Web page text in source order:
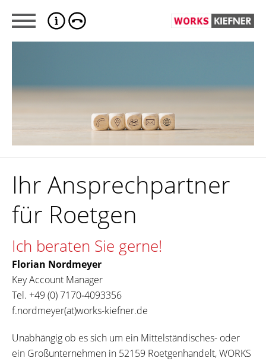
Ihr Ansprechpartner
für Roetgen
Ich beraten Sie gerne!
Florian Nordmeyer
Key Account Manager
Tel. +49 (0) 7170‐4093356
f.nordmeyer(at)works-kiefner.de
Unabhängig ob es sich um ein Mittelständisches- oder
ein Großunternehmen in 52159 Roetgenhandelt, WORKS